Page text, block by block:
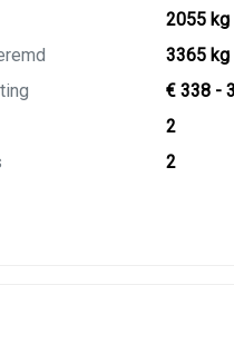
2055 kg
3365 kg
€ 338 -
2
2